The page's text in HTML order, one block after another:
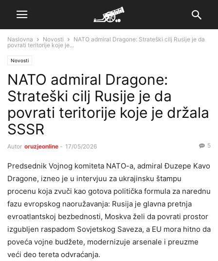
Naslovna Novosti
NATO admiral Dragone: Strateški cilj Rusije je da
povrati teritorije koje je...
Novosti
NATO admiral Dragone:
Strateški cilj Rusije je da
povrati teritorije koje je držala
SSSR
Autor oruzjeonline - 17/05/2026 5
Predsednik Vojnog komiteta NATO-a, admiral Đuzepe Kavo
Dragone, izneo je u intervjuu za ukrajinsku štampu
procenu koja zvuči kao gotova politička formula za narednu
fazu evropskog naoružavanja: Rusija je glavna pretnja
evroatlantskoj bezbednosti, Moskva želi da povrati prostor
izgubljen raspadom Sovjetskog Saveza, a EU mora hitno da
poveća vojne budžete, modernizuje arsenale i preuzme
veći deo tereta odvraćanja.